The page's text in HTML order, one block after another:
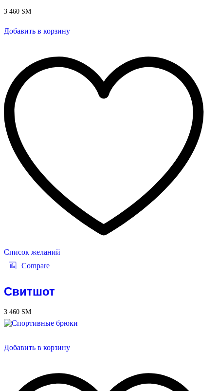
3 460 ЅМ
Добавить в корзину
Список желаний
Compare
Свитшот
3 460 ЅМ
Добавить в корзину